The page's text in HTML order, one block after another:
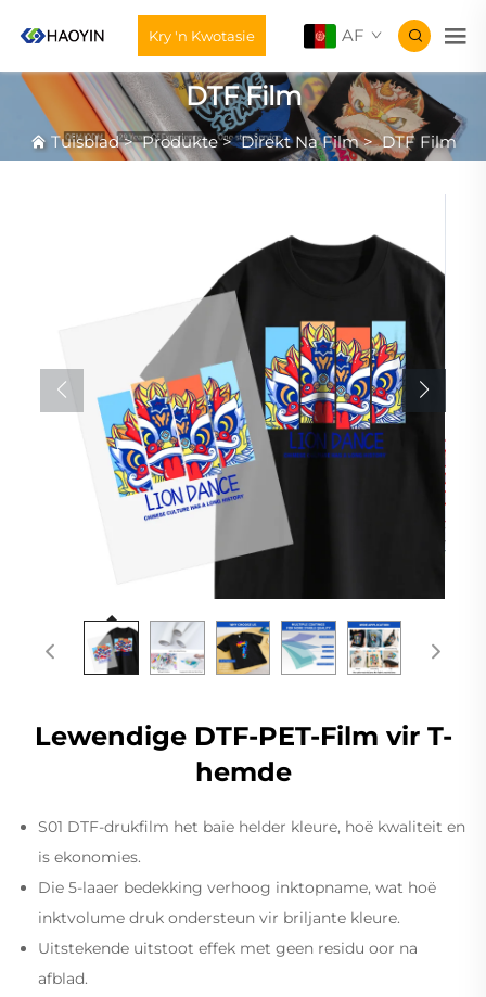
Kry 'n Kwotasie AF
DTF Film
Tuisblad>Produkte>Direkt Na Film>DTF Film
Lewendige DTF-PET-Film vir T-
hemde
S01 DTF-drukfilm het baie helder kleure, hoë kwaliteit en
is ekonomies.
Die 5-laaer bedekking verhoog inktopname, wat hoë
inktvolume druk ondersteun vir briljante kleure.
Uitstekende uitstoot effek met geen residu oor na
afblad.